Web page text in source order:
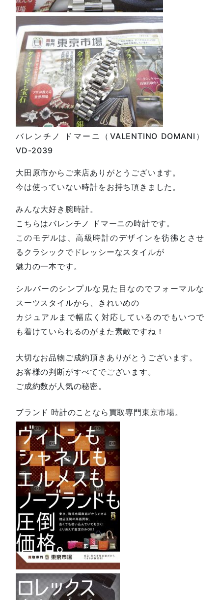
バレンチノ ドマーニ（VALENTINO DOMANI）
VD-2039
大田原市からご来店ありがとうございます。
今は使っていない時計をお持ち頂きました。
みんな大好き腕時計。
こちらはバレンチノ ドマーニの時計です。
このモデルは、高級時計のデザインを彷彿とさせ
るクラシックでドレッシーなスタイルが
魅力の一本です。
シルバーのシンプルな見た目なのでフォーマルな
スーツスタイルから、きれいめの
カジュアルまで幅広く対応しているのでもいつで
も着けていられるのがまた素敵ですね！
大切なお品物ご成約頂きありがとうございます。
お客様の判断がすべてでございます。
ご成約数が人気の秘密。
ブランド 時計のことなら買取専門東京市場。